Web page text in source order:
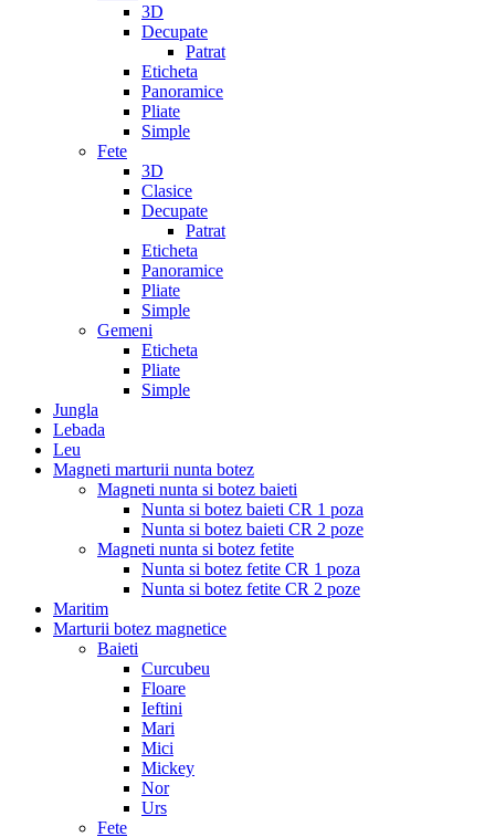
3D
Decupate
Patrat
Eticheta
Panoramice
Pliate
Simple
Fete
3D
Clasice
Decupate
Patrat
Eticheta
Panoramice
Pliate
Simple
Gemeni
Eticheta
Pliate
Simple
Jungla
Lebada
Leu
Magneti marturii nunta botez
Magneti nunta si botez baieti
Nunta si botez baieti CR 1 poza
Nunta si botez baieti CR 2 poze
Magneti nunta si botez fetite
Nunta si botez fetite CR 1 poza
Nunta si botez fetite CR 2 poze
Maritim
Marturii botez magnetice
Baieti
Curcubeu
Floare
Ieftini
Mari
Mici
Mickey
Nor
Urs
Fete